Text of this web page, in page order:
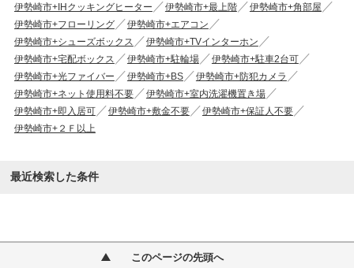
伊勢崎市+IHクッキングヒーター
伊勢崎市+最上階
伊勢崎市+角部屋
伊勢崎市+フローリング
伊勢崎市+エアコン
伊勢崎市+シューズボックス
伊勢崎市+TVインターホン
伊勢崎市+宅配ボックス
伊勢崎市+駐輪場
伊勢崎市+駐車2台可
伊勢崎市+光ファイバー
伊勢崎市+BS
伊勢崎市+防犯カメラ
伊勢崎市+ネット使用料不要
伊勢崎市+室内洗濯機置き場
伊勢崎市+即入居可
伊勢崎市+敷金不要
伊勢崎市+保証人不要
伊勢崎市+２Ｆ以上
最近検索した条件
このページの先頭へ